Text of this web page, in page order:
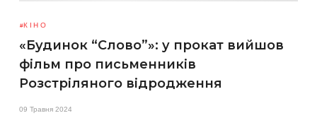
КІНО
«Будинок “Слово”»: у прокат вийшов
фільм про письменників
Розстріляного відродження
09 Травня 2024